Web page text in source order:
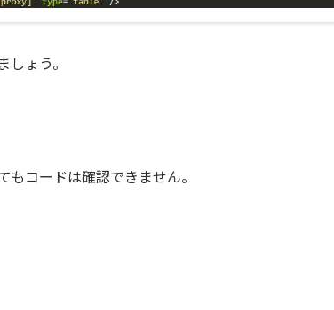
ょう。
コードは確認できません。